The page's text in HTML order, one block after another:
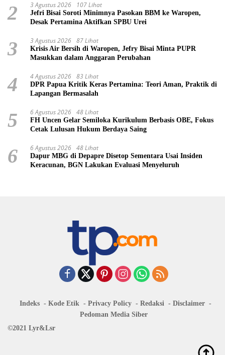
2 3 Agustus 2026 107 Lihat
Jefri Bisai Soroti Minimnya Pasokan BBM ke Waropen,
Desak Pertamina Aktifkan SPBU Urei
3 3 Agustus 2026 87 Lihat
Krisis Air Bersih di Waropen, Jefry Bisai Minta PUPR
Masukkan dalam Anggaran Perubahan
4 4 Agustus 2026 83 Lihat
DPR Papua Kritik Keras Pertamina: Teori Aman, Praktik di
Lapangan Bermasalah
5 6 Agustus 2026 48 Lihat
FH Uncen Gelar Semiloka Kurikulum Berbasis OBE, Fokus
Cetak Lulusan Hukum Berdaya Saing
6 6 Agustus 2026 48 Lihat
Dapur MBG di Depapre Disetop Sementara Usai Insiden
Keracunan, BGN Lakukan Evaluasi Menyeluruh
Indeks Kode Etik Privacy Policy Redaksi
Disclaimer
Pedoman Media Siber
©2021 Lyr&Lsr